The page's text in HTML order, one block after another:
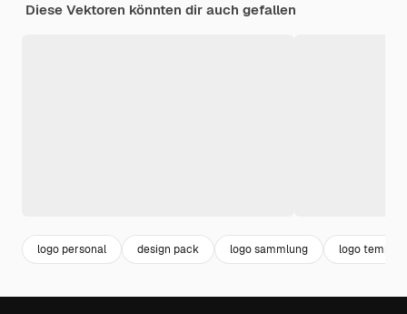
Diese Vektoren könnten dir auch gefallen
logo personal design pack logo sammlung logo